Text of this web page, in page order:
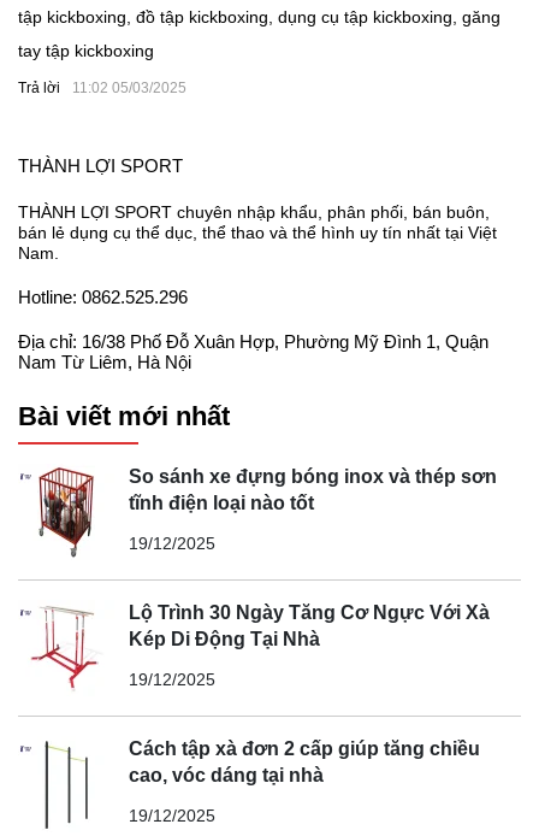
tập kickboxing, đồ tập kickboxing, dụng cụ tập kickboxing, găng
tay tập kickboxing
Trả lời 11:02 05/03/2025
THÀNH LỢI SPORT
THÀNH LỢI SPORT chuyên nhập khẩu, phân phối, bán buôn,
bán lẻ dụng cụ thể dục, thể thao và thể hình uy tín nhất tại Việt
Nam.
Hotline: 0862.525.296
Địa chỉ: 16/38 Phố Đỗ Xuân Hợp, Phường Mỹ Đình 1, Quận
Nam Từ Liêm, Hà Nội
Bài viết mới nhất
So sánh xe đựng bóng inox và thép sơn
tĩnh điện loại nào tốt
19/12/2025
Lộ Trình 30 Ngày Tăng Cơ Ngực Với Xà
Kép Di Động Tại Nhà
19/12/2025
Cách tập xà đơn 2 cấp giúp tăng chiều
cao, vóc dáng tại nhà
19/12/2025